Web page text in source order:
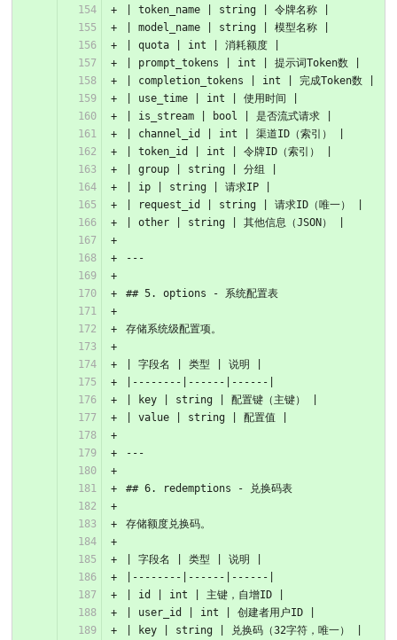
| token_name | string | 令牌名称 |
| model_name | string | 模型名称 |
| quota | int | 消耗额度 |
| prompt_tokens | int | 提示词Token数 |
| completion_tokens | int | 完成Token数 |
| use_time | int | 使用时间 |
| is_stream | bool | 是否流式请求 |
| channel_id | int | 渠道ID（索引） |
| token_id | int | 令牌ID（索引） |
| group | string | 分组 |
| ip | string | 请求IP |
| request_id | string | 请求ID（唯一） |
| other | string | 其他信息（JSON） |
---
## 5. options - 系统配置表
存储系统级配置项。
| 字段名 | 类型 | 说明 |
|--------|------|------|
| key | string | 配置键（主键） |
| value | string | 配置值 |
---
## 6. redemptions - 兑换码表
存储额度兑换码。
| 字段名 | 类型 | 说明 |
|--------|------|------|
| id | int | 主键，自增ID |
| user_id | int | 创建者用户ID |
| key | string | 兑换码（32字符，唯一） |